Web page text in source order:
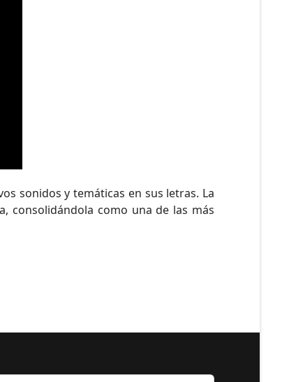
sonidos y temáticas en sus letras. La
consolidándola como una de las más